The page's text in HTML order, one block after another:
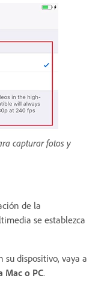
capturar fotos y
de la
se establezca
su dispositivo, vaya a
Mac o PC.